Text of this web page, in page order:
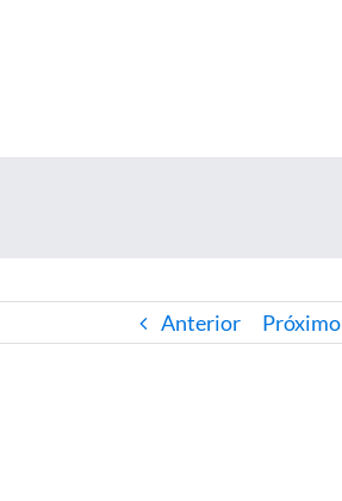
Anterior Próximo